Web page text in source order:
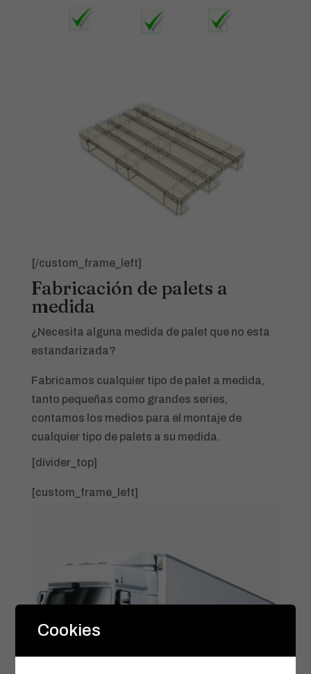
[/custom_frame_left]
Fabricación de palets a
medida
¿Necesita alguna medida de palet que no esta
estandarizada?
Fabricamos cualquier tipo de palet a medida,
tanto pequeñas como grandes series,
contamos los medios para el montaje de
cualquier tipo de palets a su medida.
[divider_top]
[custom_frame_left]
Cookies